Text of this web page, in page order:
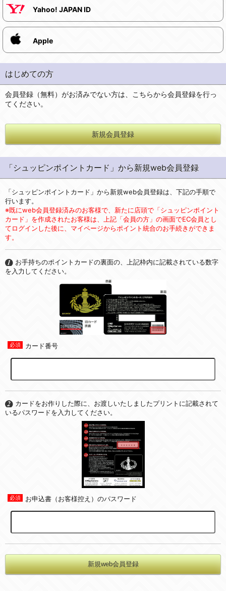
Yahoo! JAPAN ID
Apple
はじめての方
会員登録（無料）がお済みでない方は、こちらから会員登録を行っ
てください。
新規会員登録
「シュッピンポイントカード」から新規web会員登録
「シュッピンポイントカード」から新規web会員登録は、下記の手順で
行います。
※既にweb会員登録済みのお客様で、新たに店頭で「シュッピンポイント
カード」を作成されたお客様は、上記「会員の方」の画面でEC会員とし
てログインした後に、マイページからポイント統合のお手続きができま
す。
お手持ちのポイントカードの裏面の、上記枠内に記載されている数字
を入力してください。
カード番号
カードをお作りした際に、お渡しいたしましたプリントに記載されて
いるパスワードを入力してください。
お申込書（お客様控え）のパスワード